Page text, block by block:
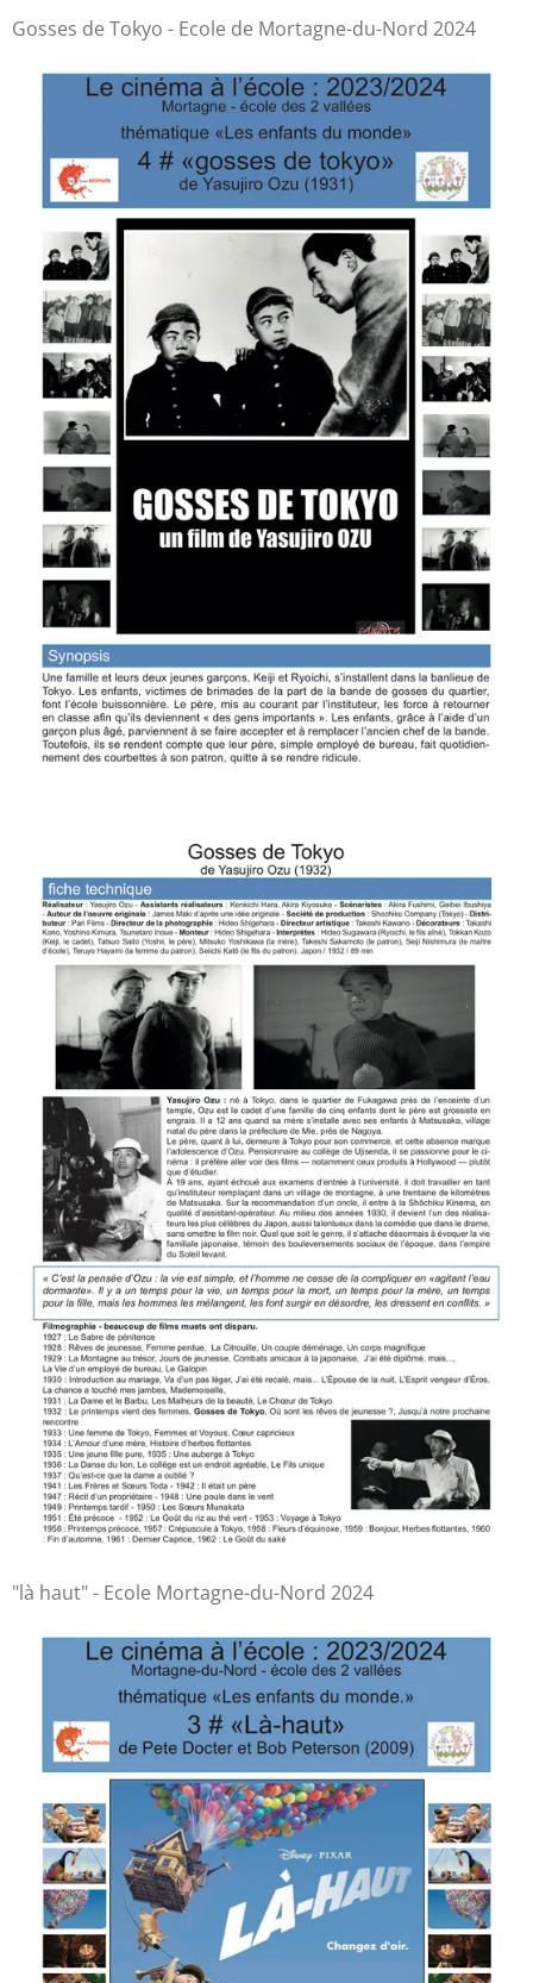
Gosses de Tokyo - Ecole de Mortagne-du-Nord 2024
"là haut" - Ecole Mortagne-du-Nord 2024